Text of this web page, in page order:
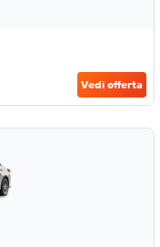
Vedi offerta